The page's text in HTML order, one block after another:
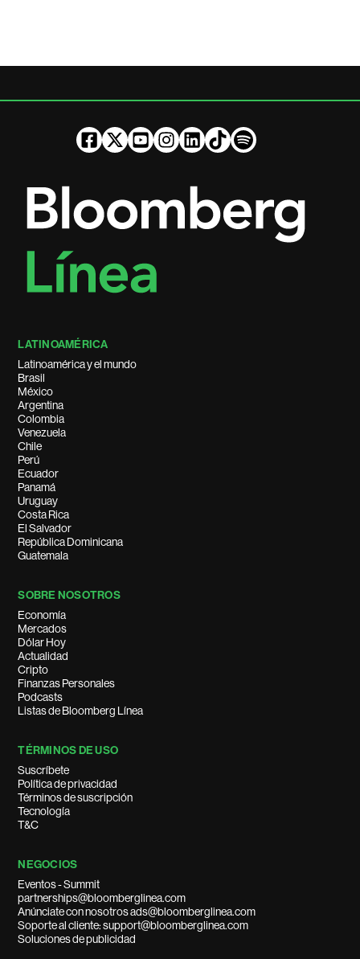
LATINOAMÉRICA
Latinoamérica y el mundo
Brasil
México
Argentina
Colombia
Venezuela
Chile
Perú
Ecuador
Panamá
Uruguay
Costa Rica
El Salvador
República Dominicana
Guatemala
SOBRE NOSOTROS
Economía
Mercados
Dólar Hoy
Actualidad
Cripto
Finanzas Personales
Podcasts
Listas de Bloomberg Línea
TÉRMINOS DE USO
Suscríbete
Política de privacidad
Términos de suscripción
Tecnología
T&C
NEGOCIOS
Eventos - Summit
partnerships@bloomberglinea.com
Anúnciate con nosotros ads@bloomberglinea.com
Soporte al cliente: support@bloomberglinea.com
Soluciones de publicidad